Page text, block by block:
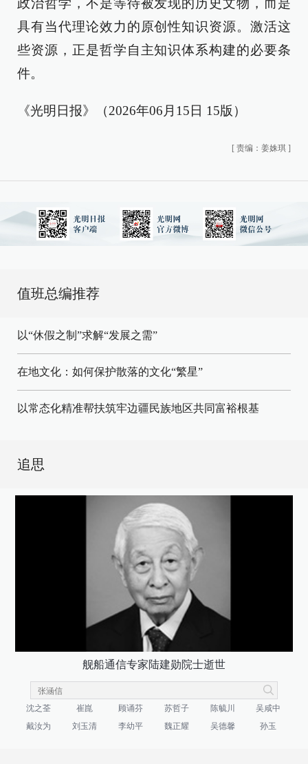
政治哲学，不是等待被发现的历史文物，而是
具有当代理论效力的原创性知识资源。激活这
些资源，正是哲学自主知识体系构建的必要条
件。
《光明日报》（2026年06月15日 15版）
[ 责编：姜姝琪 ]
值班总编推荐
以“休假之制”求解“发展之需”
在地文化：如何保护散落的文化“繁星”
以常态化精准帮扶筑牢边疆民族地区共同富裕根基
追思
舰船通信专家陆建勋院士逝世
沈之荃 崔崑 顾诵芬 苏哲子 陈毓川
吴咸中
戴汝为
刘玉清 李幼平 魏正耀 吴德馨 孙玉